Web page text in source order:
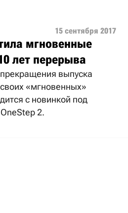
15 сентября 2017
мгновенные
лет перерыва
выпуска
«мгновенных»
с новинкой под
2.